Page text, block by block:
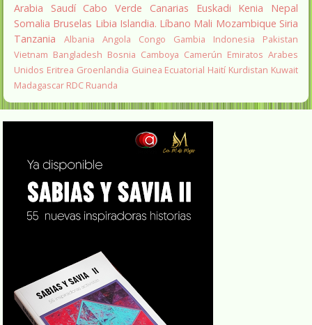
Arabia Saudí Cabo Verde Canarias Euskadi Kenia
Nepal
Somalia Bruselas Libia Islandia. Líbano Mali Mozambique Siria
Tanzania
Albania Angola Congo Gambia Indonesia
Pakistan
Vietnam Bangladesh Bosnia Camboya Camerún Emiratos Arabes
Unidos Eritrea Groenlandia Guinea Ecuatorial Haití Kurdistan Kuwait
Madagascar RDC Ruanda